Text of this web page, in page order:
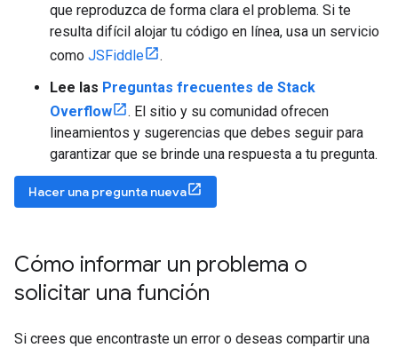
que reproduzca de forma clara el problema. Si te
resulta difícil alojar tu código en línea, usa un servicio
como JSFiddle
.
Lee las Preguntas frecuentes de Stack
Overflow
. El sitio y su comunidad ofrecen
lineamientos y sugerencias que debes seguir para
garantizar que se brinde una respuesta a tu pregunta.
Hacer una pregunta nueva
Cómo informar un problema o
solicitar una función
Si crees que encontraste un error o deseas compartir una